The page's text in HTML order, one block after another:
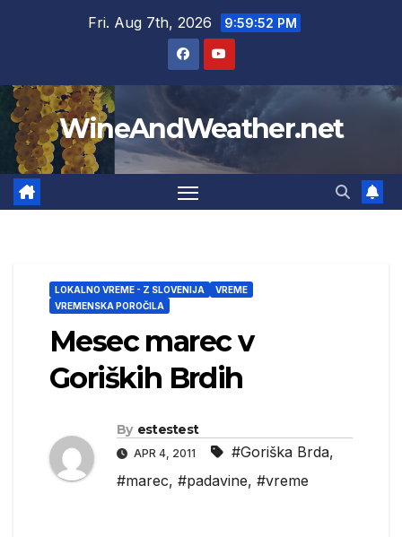
Fri. Aug 7th, 2026 9:59:54 PM
WineAndWeather.net
LOKALNO VREME - Z SLOVENIJA
VREME
VREMENSKA POROČILA
Mesec marec v
Goriških Brdih
By estestest
APR 4, 2011 #Goriška Brda,
#marec, #padavine, #vreme